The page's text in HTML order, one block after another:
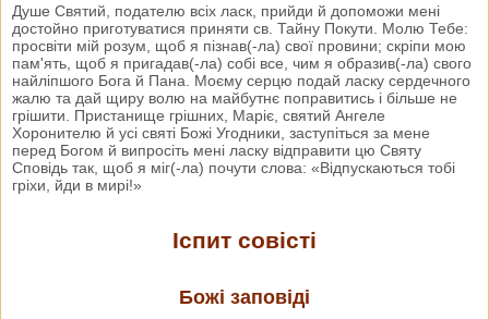
Душе Святий, подателю всіх ласк, прийди й допоможи мені
достойно приготуватися приняти св. Тайну Покути. Молю Тебе:
просвіти мій розум, щоб я пізнав(-ла) свої провини; скріпи мою
пам'ять, щоб я пригадав(-ла) собі все, чим я образив(-ла) свого
найліпшого Бога й Пана. Моєму серцю подай ласку сердечного
жалю та дай щиру волю на майбутнє поправитись і більше не
грішити. Пристанище грішних, Маріє, святий Ангеле
Хоронителю й усі святі Божі Угодники, заступіться за мене
перед Богом й випросіть мені ласку відправити цю Святу
Сповідь так, щоб я міг(-ла) почути слова: «Відпускаються тобі
гріхи, йди в мирі!»
Іспит совісті
Божі заповіді